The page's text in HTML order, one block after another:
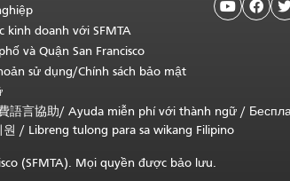
kinh doanh với SFMTA
và Quận San Francisco
sử dụng/Chính sách bảo mật
 
語言協助/ Ayuda miễn phí với thành ngữ /
/ Libreng tulong para sa wikang Filipino
(SFMTA). Mọi quyền được bảo lưu.